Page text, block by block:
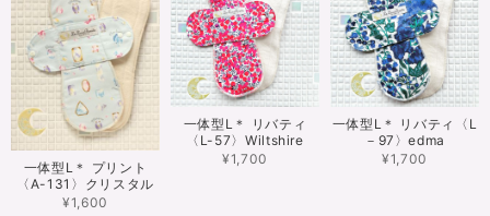
一体型L＊ プリント
〈A-131〉クリスタル
¥1,600
一体型L＊ リバティ
〈L-57〉Wiltshire
¥1,700
一体型L＊ リバティ〈L
－97〉edma
¥1,700